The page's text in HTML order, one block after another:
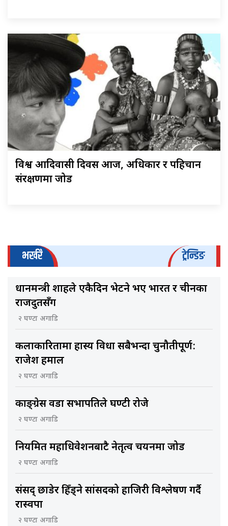
विश्व आदिवासी दिवस आज, अधिकार र पहिचान
संरक्षणमा जोड
भर्खरै ट्रेन्डिङ
प्रधानमन्त्री शाहले एकैदिन भेटने भए भारत र चीनका
राजदुतसँग
२ घण्टा अगाडि
कलाकारितामा हास्य विधा सबैभन्दा चुनौतीपूर्ण:
राजेश हमाल
२ घण्टा अगाडि
काङ्ग्रेस वडा सभापतिले घण्टी रोजे
२ घण्टा अगाडि
नियमित महाधिवेशनबाटै नेतृत्व चयनमा जोड
२ घण्टा अगाडि
संसद् छाडेर हिँड्ने सांसदको हाजिरी विश्लेषण गर्दै
रास्वपा
२ घण्टा अगाडि